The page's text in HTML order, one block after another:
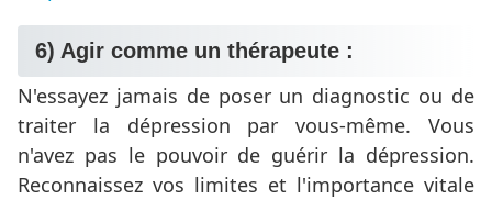
6) Agir comme un thérapeute :
N'essayez jamais de poser un diagnostic ou de
traiter la dépression par vous-même. Vous
n'avez pas le pouvoir de guérir la dépression.
Reconnaissez vos limites et l'importance vitale